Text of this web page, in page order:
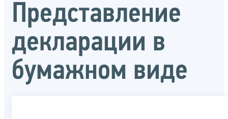
Представление
декларации в
бумажном виде